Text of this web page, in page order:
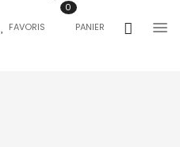
FAVORIS PANIER
0